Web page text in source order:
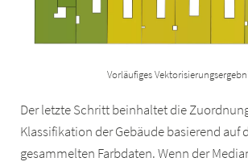
Vorläufiges
Der letzte Schritt beinhaltet die
Klassifikation der Gebäude basierend auf
gesammelten Farbdaten. Wenn der